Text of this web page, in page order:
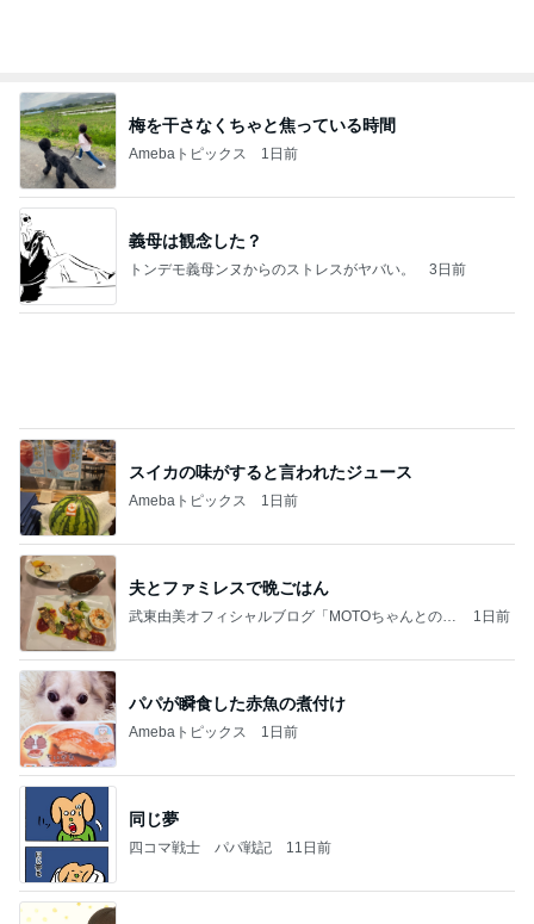
梅を干さなくちゃと焦っている時間
Amebaトピックス 1日前
義母は観念した？
トンデモ義母ンヌからのストレスがヤバい。 3日前
スイカの味がすると言われたジュース
Amebaトピックス 1日前
夫とファミレスで晩ごはん
武東由美オフィシャルブログ「MOTOちゃんとのは
1日前
パパが瞬食した赤魚の煮付け
Amebaトピックス 1日前
同じ夢
四コマ戦士 パパ戦記 11日前